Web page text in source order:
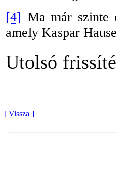
[4] Ma már szinte
amely Kaspar
Utolsó
[ Vissza ]